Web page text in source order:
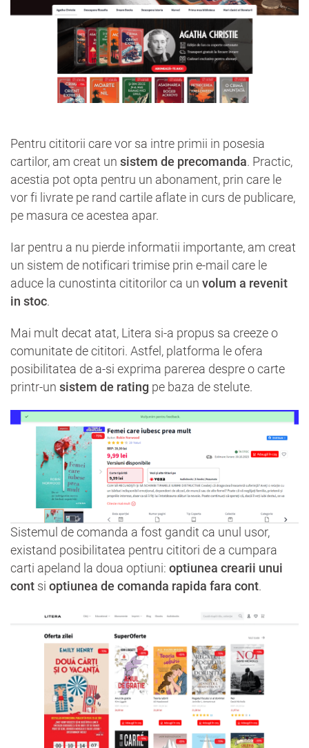
Pentru cititorii care vor sa intre primii in posesia
cartilor, am creat un sistem de precomanda. Practic,
acestia pot opta pentru un abonament, prin care le
vor fi livrate pe rand cartile aflate in curs de publicare,
pe masura ce acestea apar.
Iar pentru a nu pierde informatii importante, am creat
un sistem de notificari trimise prin e-mail care le
aduce la cunostinta cititorilor ca un volum a revenit
in stoc.
Mai mult decat atat, Litera si-a propus sa creeze o
comunitate de cititori. Astfel, platforma le ofera
posibilitatea de a-si exprima parerea despre o carte
printr-un sistem de rating pe baza de stelute.
Sistemul de comanda a fost gandit ca unul usor,
existand posibilitatea pentru cititori de a cumpara
carti apeland la doua optiuni: optiunea crearii unui
cont si optiunea de comanda rapida fara cont.